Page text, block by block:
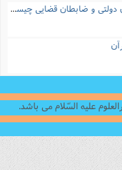
مجازات‌ توهین به افراد، مسئولان، کارکنان دولتی و ضابطان قضایی چیست؟
علیه السّلام می باشد.